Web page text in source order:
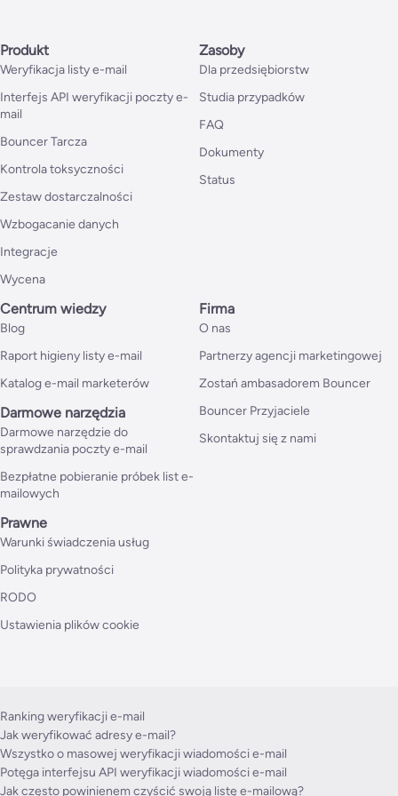
Produkt
Weryfikacja listy e-mail
Interfejs API weryfikacji poczty e-
mail
Bouncer Tarcza
Kontrola toksyczności
Zestaw dostarczalności
Wzbogacanie danych
Integracje
Wycena
Zasoby
Dla przedsiębiorstw
Studia przypadków
FAQ
Dokumenty
Status
Centrum wiedzy
Blog
Raport higieny listy e-mail
Katalog e-mail marketerów
Darmowe narzędzia
Darmowe narzędzie do
sprawdzania poczty e-mail
Bezpłatne pobieranie próbek list e-
mailowych
Firma
O nas
Partnerzy agencji marketingowej
Zostań ambasadorem Bouncer
Bouncer Przyjaciele
Skontaktuj się z nami
Prawne
Warunki świadczenia usług
Polityka prywatności
RODO
Ustawienia plików cookie
Ranking weryfikacji e-mail
Jak weryfikować adresy e-mail?
Wszystko o masowej weryfikacji wiadomości e-mail
Potęga interfejsu API weryfikacji wiadomości e-mail
Jak często powinienem czyścić swoją listę e-mailową?